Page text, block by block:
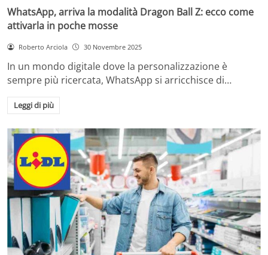
WhatsApp, arriva la modalità Dragon Ball Z: ecco come
attivarla in poche mosse
Roberto Arciola 30 Novembre 2025
In un mondo digitale dove la personalizzazione è
sempre più ricercata, WhatsApp si arricchisce di…
Leggi di più